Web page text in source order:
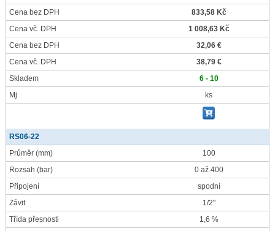
Cena bez DPH
833,58 Kč
Cena vč. DPH
1 008,63 Kč
Cena bez DPH
32,06 €
Cena vč. DPH
38,79 €
Skladem
6 - 10
Mj
ks
RS06-22
Průměr (mm)
100
Rozsah (bar)
0 až 400
Připojení
spodní
Závit
1/2"
Třída přesnosti
1,6 %